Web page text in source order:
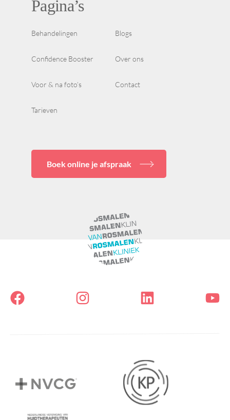
Pagina’s
Behandelingen Blogs
Confidence Booster Over ons
Voor & na foto’s Contact
Tarieven
Boek online je afspraak